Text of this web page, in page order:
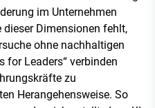
im Unternehmen
Dimensionen fehlt,
ohne nachhaltigen
for Leaders“ verbinden
zu
Herangehensweise. So